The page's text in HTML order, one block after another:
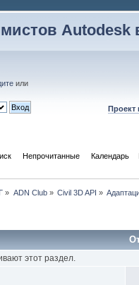
Autodesk
или
Проект
Непрочитанные Календарь
» ADN Club» Civil 3D API »
этот раздел.